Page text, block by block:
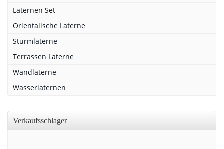
Laternen Set
Orientalische Laterne
Sturmlaterne
Terrassen Laterne
Wandlaterne
Wasserlaternen
Verkaufsschlager